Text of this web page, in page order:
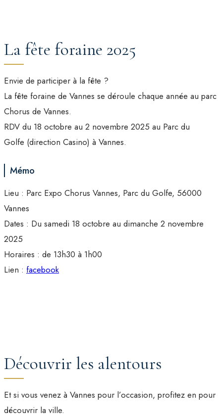
La fête foraine 2025
Envie de participer à la fête ?
La fête foraine de Vannes se déroule chaque année au parc
Chorus de Vannes.
RDV du 18 octobre au 2 novembre 2025 au Parc du
Golfe (direction Casino) à Vannes.
Mémo
Lieu : Parc Expo Chorus Vannes, Parc du Golfe, 56000
Vannes
Dates : Du samedi 18 octobre au dimanche 2 novembre
2025
Horaires : de 13h30 à 1h00
Lien : facebook
Découvrir les alentours
Et si vous venez à Vannes pour l’occasion, profitez en pour
découvrir la ville.